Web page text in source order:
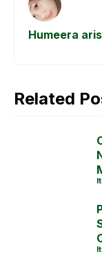
Humeera
Related